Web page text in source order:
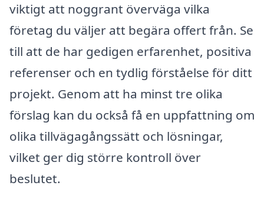
viktigt att noggrant överväga vilka
företag du väljer att begära offert från. Se
till att de har gedigen erfarenhet, positiva
referenser och en tydlig förståelse för ditt
projekt. Genom att ha minst tre olika
förslag kan du också få en uppfattning om
olika tillvägagångssätt och lösningar,
vilket ger dig större kontroll över
beslutet.